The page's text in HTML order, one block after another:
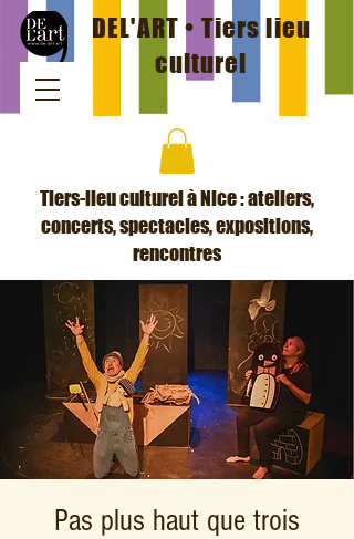
DEL'ART • Tiers lieu
culturel
Tiers-lieu culturel à Nice : ateliers,
concerts, spectacles, expositions,
rencontres
Pas plus haut que trois